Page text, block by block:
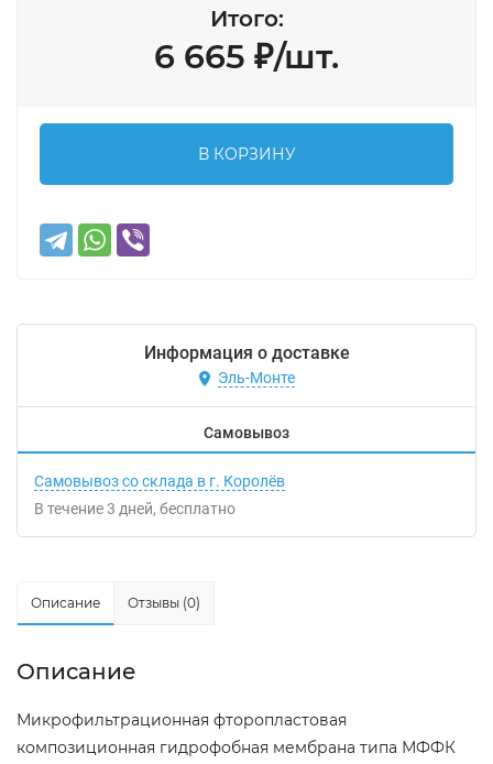
Итого:
6 665 ₽/шт.
В КОРЗИНУ
Информация о доставке
Эль-Монте
Самовывоз
Самовывоз со склада в г. Королёв
В течение3 дней Бесплатно
Описание Отзывы (0)
Описание
Микрофильтрационная фторопластовая
композиционная гидрофобная мембрана типа МФФК